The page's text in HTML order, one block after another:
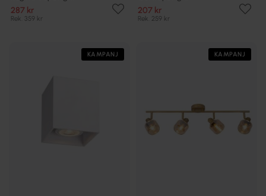
287 kr
Rek. 359 kr
207 kr
Rek. 259 kr
KAMPANJ KAMPANJ